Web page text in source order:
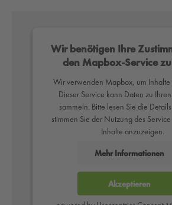
Wir benötigen Ihre
den Mapbox-Service
Wir verwenden Mapbox, um Inhalte
Dieser Service kann Daten zu
sammeln. Bitte lesen Sie die
stimmen Sie der Nutzung des
Inhalte anzuzeigen.
Mehr Informationen
Akzeptieren